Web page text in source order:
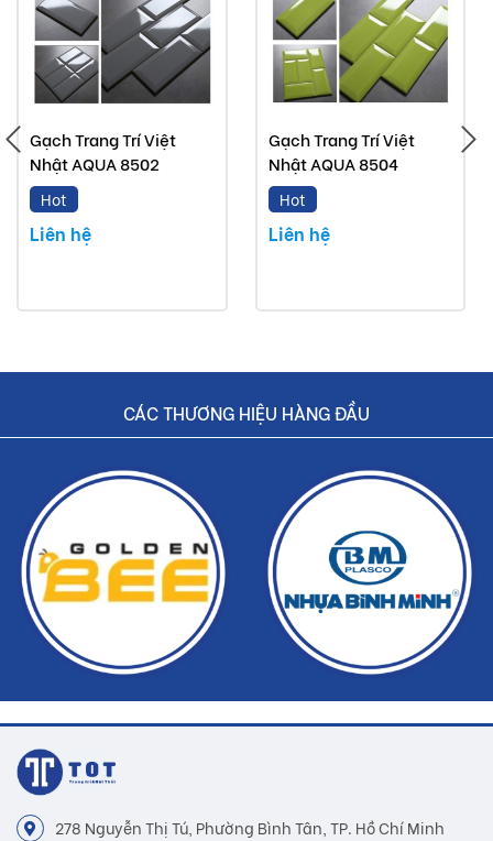
mãi.
Buildshop cam kết:
hãng.
Hoàn tiền nếu phát hiện hàng giả, hàng nhái.
Dịch vụ nhanh chóng, tiết kiệm thời gian và tiền bạc
cho khách hàng.
Gạch Trang Trí Việt
Nhật AQUA 8502
Hot
Liên hệ
Gạch Trang Trí Việt
Nhật AQUA 8504
Hot
Liên hệ
CÁC THƯƠNG HIỆU HÀNG ĐẦU
278 Nguyễn Thị Tú, Phường Bình Tân, TP. Hồ Chí Minh